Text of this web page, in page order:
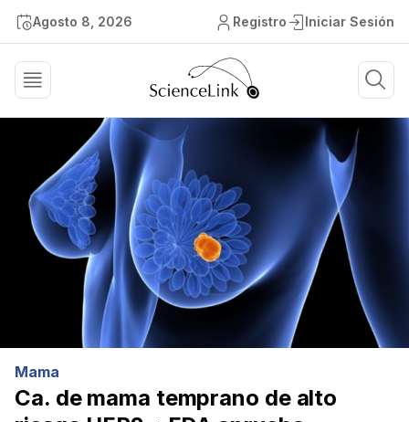
Agosto 8, 2026 Registro Iniciar Sesión
Mama
Ca. de mama temprano de alto